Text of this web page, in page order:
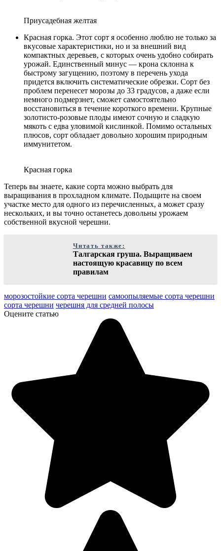
Приусадебная желтая
Красная горка. Этот сорт я особенно люблю не только за
вкусовые характеристики, но и за внешний вид
компактных деревьев, с которых очень удобно собирать
урожай. Единственный минус — крона склонна к
быстрому загущению, поэтому в перечень ухода
придется включить систематические обрезки. Сорт без
проблем перенесет морозы до 33 градусов, а даже если
немного подмерзнет, сможет самостоятельно
восстановиться в течение короткого времени. Крупные
золотисто-розовые плоды имеют сочную и сладкую
мякоть с едва уловимой кислинкой. Помимо остальных
плюсов, сорт обладает довольно хорошим природным
иммунитетом.
Красная горка
Теперь вы знаете, какие сорта можно выбрать для
выращивания в прохладном климате. Подыщите на своем
участке место для одного из перечисленных, а может сразу
нескольких, и вы точно останетесь довольны урожаем
собственной вкусной черешни.
Читать также:
Талгарская груша. Выращиваем
настоящую красавицу по всем
правилам
морозостойкие сорта черешни самоопыляемые сорта черешни
сорта черешни черешня для средней полосы
Оцените статью